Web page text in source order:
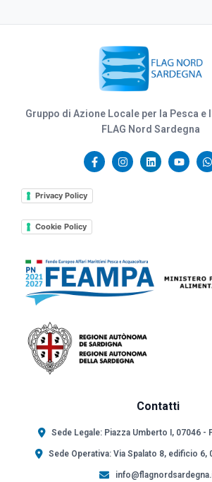
Gruppo di Azione Locale per la Pesca e
FLAG Nord Sardegna
Privacy Policy
Cookie Policy
Contatti
Sede Legale: Piazza Umberto I, 07046 -
Sede Operativa: Via Spalato 8, edificio 6,